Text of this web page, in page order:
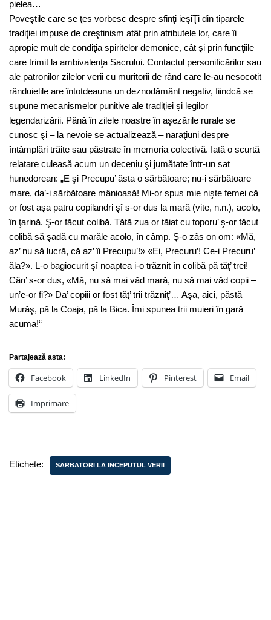
pielea…
Poveştile care se ţes vorbesc despre sfinţi ieşiŢi din tiparele
tradiţiei impuse de creştinism atât prin atributele lor, care îi
apropie mult de condiţia spiritelor demonice, cât şi prin funcţiile
care trimit la ambivalenţa Sacrului. Contactul personificărilor sau
ale patronilor zilelor verii cu muritorii de rând care le-au nesocotit
rânduielile are întotdeauna un deznodământ negativ, fiindcă se
supune mecanismelor punitive ale tradiţiei şi legilor
legendarizării. Până în zilele noastre în aşezările rurale se
cunosc şi – la nevoie se actualizează – naraţiuni despre
întâmplări trăite sau păstrate în memoria colectivă. Iată o scurtă
relatare culeasă acum un deceniu şi jumătate într-un sat
hunedorean: „E şi Precupu’ ăsta o sărbătoare; nu-i sărbătoare
mare, da’-i sărbătoare mânioasă! Mi-or spus mie nişte femei că
or fost aşa patru copilandri şî s-or dus la mară (vite, n.n.), acolo,
în ţarină. Ş-or făcut colibă. Tătă zua or tăiat cu toporu’ ş-or făcut
colibă să şadă cu marăle acolo, în câmp. Ş-o zâs on om: «Mă,
az’ nu să lucră, că az’ îi Precupu’!» «Ei, Precuru’! Ce-i Precuru’
ăla?». L-o bagiocurit şî noaptea i-o trăznit în colibă pă tăţ’ trei!
Cân’ s-or dus, «Mă, nu să mai văd mară, nu să mai văd copii –
un’e-or fi?» Da’ copiii or fost tăţ’ trii trăzniţ’… Aşa, aici, păstă
Murăş, pă la Coaja, pă la Bica. Îmi spunea trii muieri în gară
acuma!“
Partajează asta:
Facebook LinkedIn Pinterest Email
Imprimare
Etichete: SARBATORI LA INCEPUTUL VERII